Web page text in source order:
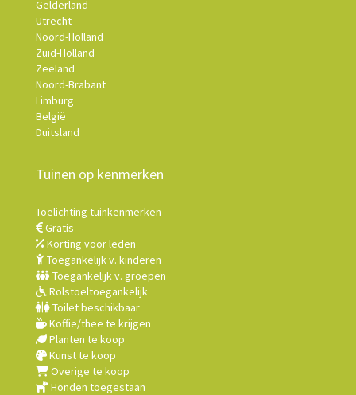
Gelderland
Utrecht
Noord-Holland
Zuid-Holland
Zeeland
Noord-Brabant
Limburg
België
Duitsland
Tuinen op kenmerken
Toelichting tuinkenmerken
Gratis
Korting voor leden
Toegankelijk v. kinderen
Toegankelijk v. groepen
Rolstoeltoegankelijk
Toilet beschikbaar
Koffie/thee te krijgen
Planten te koop
Kunst te koop
Overige te koop
Honden toegestaan